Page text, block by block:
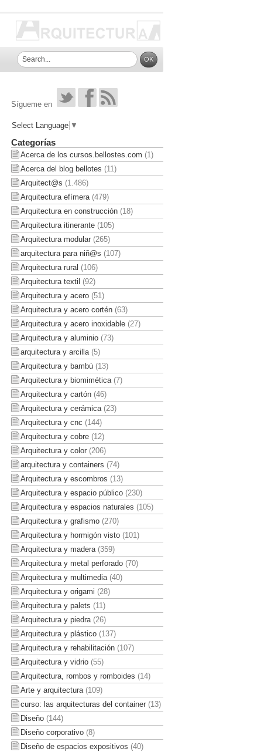
Sígueme en
Select Language ▼
Categorías
Acerca de los cursos.bellostes.com (1)
Acerca del blog bellotes (11)
Arquitect@s (1.486)
Arquitectura efímera(479)
Arquitectura en construcción(18)
Arquitectura itinerante(105)
Arquitectura modular(265)
arquitectura para niñ@s (107)
Arquitectura rural (106)
Arquitectura textil (92)
Arquitectura y acero(51)
Arquitectura y acero cortén(63)
Arquitectura y acero inoxidable(27)
Arquitectura y aluminio(73)
arquitectura y arcilla(5)
Arquitectura y bambú(13)
Arquitectura y biomimética(7)
Arquitectura y cartón(46)
Arquitectura y cerámica(23)
Arquitectura y cnc (144)
Arquitectura y cobre(12)
Arquitectura y color(206)
arquitectura y containers (74)
Arquitectura y escombros (13)
Arquitectura y espacio público(230)
Arquitectura y espacios naturales (105)
Arquitectura y grafismo(270)
Arquitectura y hormigón visto(101)
Arquitectura y madera(359)
Arquitectura y metal perforado(70)
Arquitectura y multimedia(40)
Arquitectura y origami (28)
Arquitectura y palets (11)
Arquitectura y piedra(26)
Arquitectura y plástico(137)
Arquitectura y rehabilitación(107)
Arquitectura y vidrio(55)
Arquitectura, rombos y romboides (14)
Arte y arquitectura(109)
curso: las arquitecturas del container(13)
Diseño(144)
Diseño corporativo(8)
Diseño de espacios expositivos (40)